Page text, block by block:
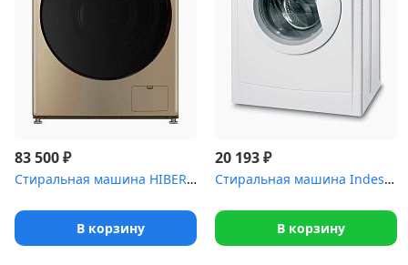
83 500₽
Стиральная машина HIBERG i-DDQ9 - 812 G
В корзину
20 193₽
Стиральная машина Indesit IWSD 6105 (6кг.45см,дисп)
В корзину